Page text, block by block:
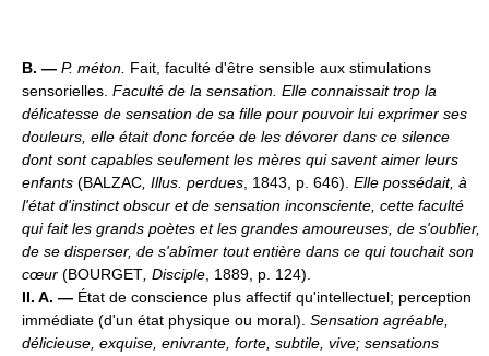
B. — P. méton. Fait, faculté d'être sensible aux stimulations
sensorielles. Faculté de la sensation. Elle connaissait trop la
délicatesse de sensation de sa fille pour pouvoir lui exprimer ses
douleurs, elle était donc forcée de les dévorer dans ce silence
dont sont capables seulement les mères qui savent aimer leurs
enfants (BALZAC, Illus. perdues, 1843, p. 646). Elle possédait, à
l'état d'instinct obscur et de sensation inconsciente, cette faculté
qui fait les grands poètes et les grandes amoureuses, de s'oublier,
de se disperser, de s'abîmer tout entière dans ce qui touchait son
cœur (BOURGET, Disciple, 1889, p. 124).
II. A. — État de conscience plus affectif qu'intellectuel; perception
immédiate (d'un état physique ou moral). Sensation agréable,
délicieuse, exquise, enivrante, forte, subtile, vive; sensations